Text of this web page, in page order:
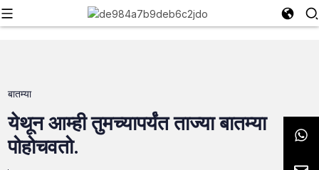
बातम्या
येथून आम्ही तुमच्यापर्यंत ताज्या बातम्या
पोहोचवतो.